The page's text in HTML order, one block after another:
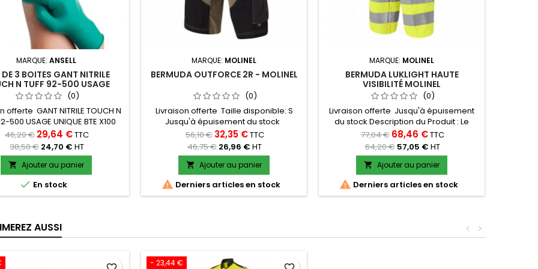
MARQUE: ANSELL
3 BOITES GANT NITRILE
N TUFF 92-500 USAGE
UNIQUE BTE X100
(0)
offerte GANT NITRILE TOUCH N
500 USAGE UNIQUE BTE X100
Ansel Ref: TOUCH N TUFF 92-
jetable en nitrile poudré avec
renforcée contre les
de produits chimiques
46,20 € 29,64 €TTC
38,50 € 24,70 € HT
 Ajouter au panier
 En stock
MARQUE: MOLINEL
BERMUDA OUTFORCE 2R - MOLINEL
(0)
Livraison offerte Taille disponible: S
Jusqu'à épuisement du stock
Découvrez le bermuda Outforce 2R de
MOLINEL, un indispensable pour les
professionnels exigeants. Conçu pour
offrir confort et durabilité, ce bermuda
allie fonctionnalité et robustesse.
Parfait pour les activités en extérieur, il
vous accompagnera dans toutes vos
56,10 € 32,35 €TTC
46,75 € 26,96 € HT
 Ajouter au panier
 Derniers articles en stock
MARQUE: MOLINEL
BERMUDA LUKLIGHT HAUTE
VISIBILITÉ MOLINEL
(0)
Livraison offerte Jusqu'à épuisement
du stock Description du Produit : Le
Bermuda Luklight Haute Visibilité de la
marque Molinel est spécialement
conçu pour offrir sécurité et confort
dans les environnements de travail
nécessitant une visibilité accrue. Idéal
pour les professionnels travaillant dans
des conditions chaudes ou en intérieur,
77,04 € 68,46 €TTC
64,20 € 57,05 € HT
 Ajouter au panier
 Derniers articles en stock
AUSSI >
<
- 23,44 €